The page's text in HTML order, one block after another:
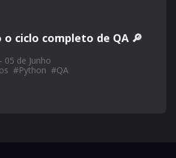
o ciclo completo de QA 🔎
05 de Junho
#Python #QA